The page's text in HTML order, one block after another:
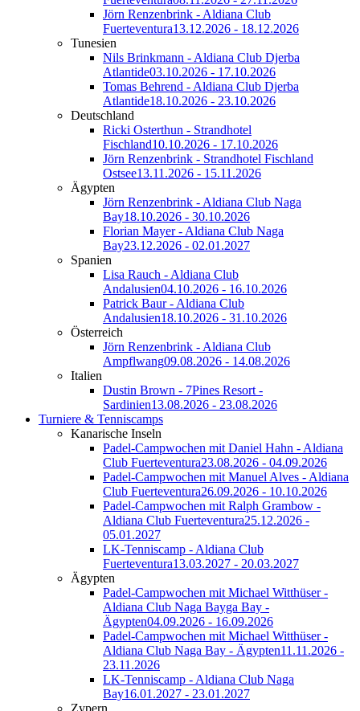
Jörn Renzenbrink - Aldiana Club
Fuerteventura13.12.2026 - 18.12.2026
Tunesien
Nils Brinkmann - Aldiana Club Djerba
Atlantide03.10.2026 - 17.10.2026
Tomas Behrend - Aldiana Club Djerba
Atlantide18.10.2026 - 23.10.2026
Deutschland
Ricki Osterthun - Strandhotel
Fischland10.10.2026 - 17.10.2026
Jörn Renzenbrink - Strandhotel Fischland
Ostsee13.11.2026 - 15.11.2026
Ägypten
Jörn Renzenbrink - Aldiana Club Naga
Bay18.10.2026 - 30.10.2026
Florian Mayer - Aldiana Club Naga
Bay23.12.2026 - 02.01.2027
Spanien
Lisa Rauch - Aldiana Club
Andalusien04.10.2026 - 16.10.2026
Patrick Baur - Aldiana Club
Andalusien18.10.2026 - 31.10.2026
Österreich
Jörn Renzenbrink - Aldiana Club
Ampflwang09.08.2026 - 14.08.2026
Italien
Dustin Brown - 7Pines Resort -
Sardinien13.08.2026 - 23.08.2026
Turniere & Tenniscamps
Kanarische Inseln
Padel-Campwochen mit Daniel Hahn - Aldiana
Club Fuerteventura23.08.2026 - 04.09.2026
Padel-Campwochen mit Manuel Alves - Aldiana
Club Fuerteventura26.09.2026 - 10.10.2026
Padel-Campwochen mit Ralph Grambow -
Aldiana Club Fuerteventura25.12.2026 -
05.01.2027
LK-Tenniscamp - Aldiana Club
Fuerteventura13.03.2027 - 20.03.2027
Ägypten
Padel-Campwochen mit Michael Witthüser -
Aldiana Club Naga Bayga Bay -
Ägypten04.09.2026 - 16.09.2026
Padel-Campwochen mit Michael Witthüser -
Aldiana Club Naga Bay - Ägypten11.11.2026 -
23.11.2026
LK-Tenniscamp - Aldiana Club Naga
Bay16.01.2027 - 23.01.2027
Zypern